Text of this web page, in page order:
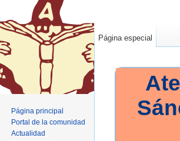
Página especial
Página principal
Portal de la comunidad
Actualidad